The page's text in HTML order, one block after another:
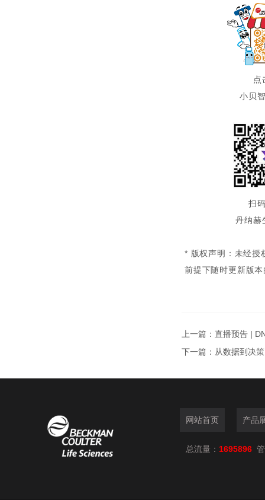
点
小贝
扫
丹纳赫
* 版权声明：未经授
前提下随时更新版
上一篇： 直播预告 |
下一篇： 从数据到决
网站首页 产品
总流量： 1695896